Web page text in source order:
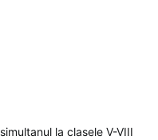
la clasele V-VIII